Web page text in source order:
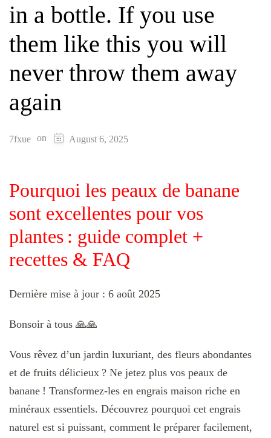
in a bottle. If you use
them like this you will
never throw them away
again
7fxue on August 6, 2025
Pourquoi les peaux de banane
sont excellentes pour vos
plantes : guide complet +
recettes & FAQ
Dernière mise à jour : 6 août 2025
Bonsoir à tous 🙏🙏
Vous rêvez d’un jardin luxuriant, des fleurs abondantes
et de fruits délicieux ? Ne jetez plus vos peaux de
banane ! Transformez-les en engrais maison riche en
minéraux essentiels. Découvrez pourquoi cet engrais
naturel est si puissant, comment le préparer facilement,